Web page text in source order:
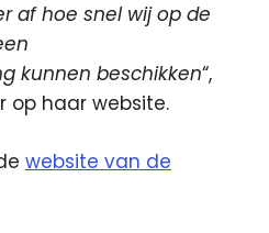
af hoe snel wij op de
kunnen beschikken“,
op haar website.
website van de